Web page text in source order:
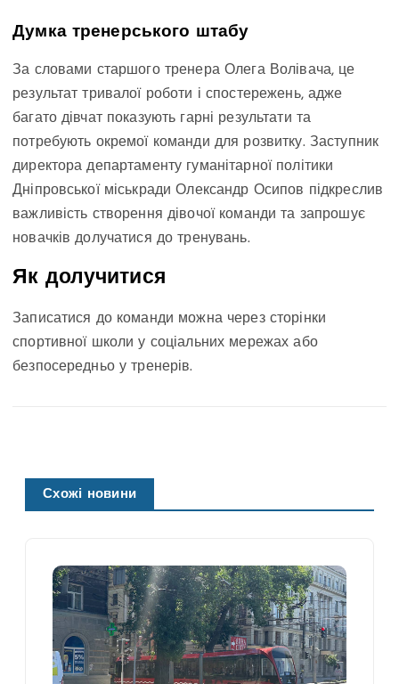
Думка тренерського штабу
За словами старшого тренера Олега Волівача, це
результат тривалої роботи і спостережень, адже
багато дівчат показують гарні результати та
потребують окремої команди для розвитку. Заступник
директора департаменту гуманітарної політики
Дніпровської міськради Олександр Осипов підкреслив
важливість створення дівочої команди та запрошує
новачків долучатися до тренувань.
Як долучитися
Записатися до команди можна через сторінки
спортивної школи у соціальних мережах або
безпосередньо у тренерів.
Схожі новини